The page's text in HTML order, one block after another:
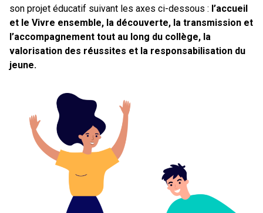
son projet éducatif suivant les axes ci-dessous : l’accueil
et le Vivre ensemble, la découverte, la transmission et
l’accompagnement tout au long du collège, la
valorisation des réussites et la responsabilisation du
jeune.